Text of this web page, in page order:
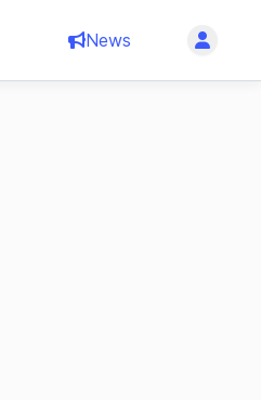
News